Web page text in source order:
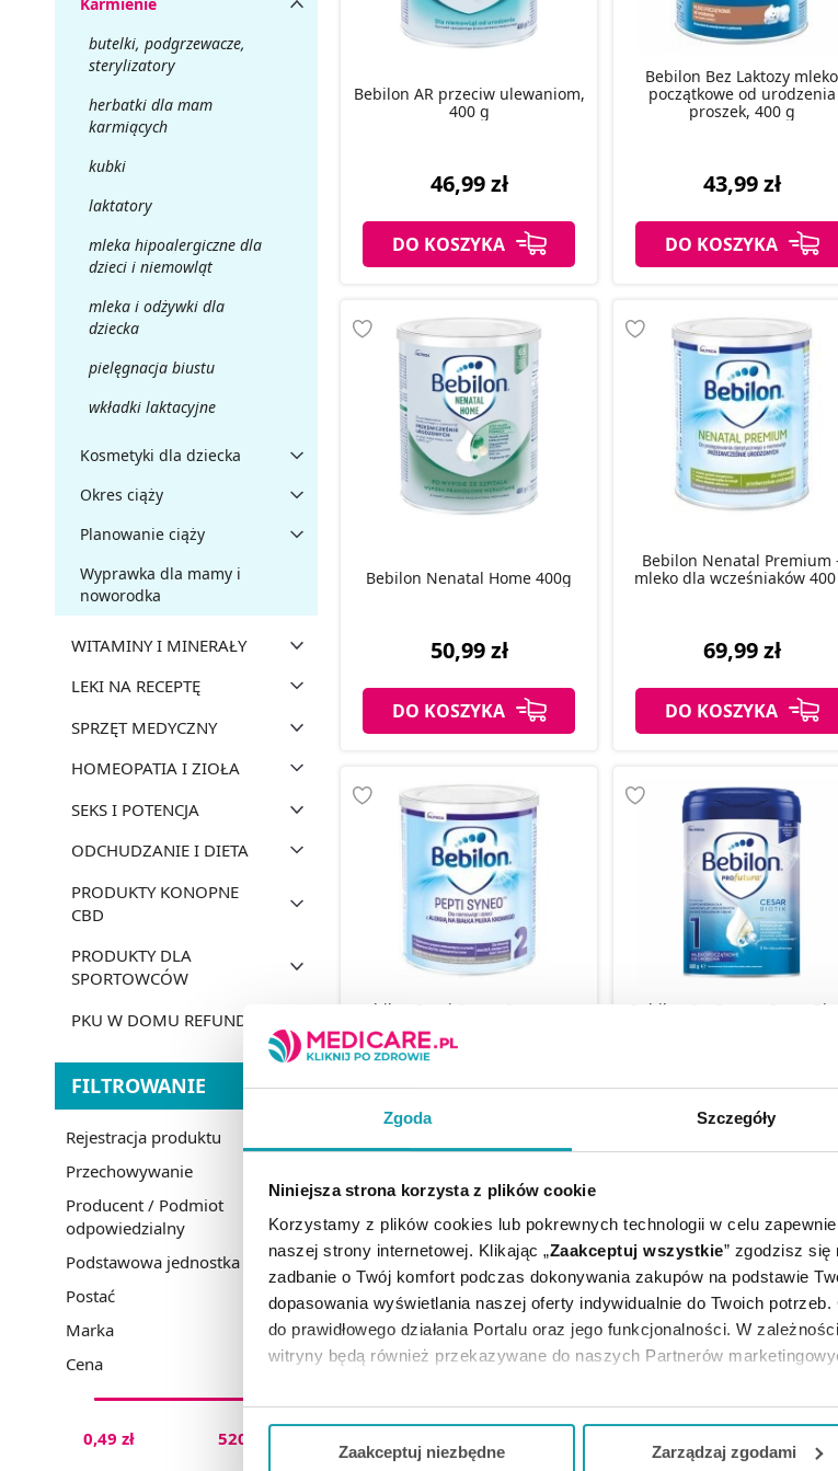
Zgoda Szczegóły
Niniejsza strona korzysta z plików cookie
Korzystamy z plików cookies lub pokrewnych technologii w celu
naszej strony internetowej. Klikając „Zaakceptuj wszystkie” zgodzisz
zadbanie o Twój komfort podczas dokonywania zakupów na podstawie
dopasowania wyświetlania naszej oferty indywidualnie do Twoich
do prawidłowego działania Portalu oraz jego funkcjonalności. W
witryny będą również przekazywane do naszych Partnerów
Jeżeli chcesz dostosować swoją zgodę i wybrać tylko niektóre
Twojej aktywności dokonaj preferowanych przez Ciebie wyborów i kliknij „
Zaakceptuj niezbędne Zarządzaj zgodami
Karmienie
butelki, podgrzewacze,
sterylizatory
herbatki dla mam
karmiących
kubki
laktatory
mleka hipoalergiczne dla
dzieci i niemowląt
mleka i odżywki dla
dziecka
pielęgnacja biustu
wkładki laktacyjne
Kosmetyki dla dziecka
Okres ciąży
Planowanie ciąży
Wyprawka dla mamy i
noworodka
WITAMINY I MINERAŁY
LEKI NA RECEPTĘ
SPRZĘT MEDYCZNY
HOMEOPATIA I ZIOŁA
SEKS I POTENCJA
ODCHUDZANIE I DIETA
PRODUKTY KONOPNE
CBD
PRODUKTY DLA
SPORTOWCÓW
PKU W DOMU REFUNDACJA
FILTROWANIE
Rejestracja produktu
Przechowywanie
Producent / Podmiot
odpowiedzialny
Podstawowa jednostka miary
Postać
Marka
Cena
0,49 zł 520,00 zł
Bebilon AR przeciw ulewaniom,
400 g
46,99 zł
DO KOSZYKA
Bebilon Bez Laktozy mleko
początkowe od urodzenia
proszek, 400 g
43,99 zł
DO KOSZYKA
Bebilon Nenatal Home 400g
50,99 zł
DO KOSZYKA
Bebilon Nenatal Premium -
mleko dla wcześniaków
69,99 zł
DO KOSZYKA
Bebilon Pepti Syneo 2 preparat
mlekozastępczy w proszku, 400
od
SPRAWDŹ CENĘ
Bebilon ProFutura Cesar
82,99 zł